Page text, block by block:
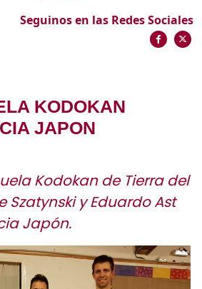
Seguinos en las Redes Sociales
KODOKAN
JAPON
Kodokan de Tierra del
Szatynski y Eduardo Ast
Japón.